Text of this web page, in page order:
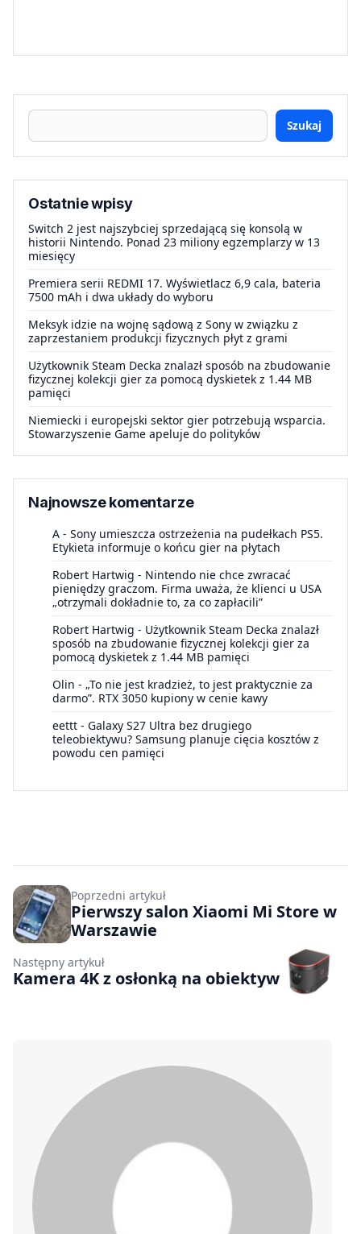
Szukaj
Ostatnie wpisy
Switch 2 jest najszybciej sprzedającą się konsolą w
historii Nintendo. Ponad 23 miliony egzemplarzy w 13
miesięcy
Premiera serii REDMI 17. Wyświetlacz 6,9 cala, bateria
7500 mAh i dwa układy do wyboru
Meksyk idzie na wojnę sądową z Sony w związku z
zaprzestaniem produkcji fizycznych płyt z grami
Użytkownik Steam Decka znalazł sposób na zbudowanie
fizycznej kolekcji gier za pomocą dyskietek z 1.44 MB
pamięci
Niemiecki i europejski sektor gier potrzebują wsparcia.
Stowarzyszenie Game apeluje do polityków
Najnowsze komentarze
A - Sony umieszcza ostrzeżenia na pudełkach PS5.
Etykieta informuje o końcu gier na płytach
Robert Hartwig - Nintendo nie chce zwracać
pieniędzy graczom. Firma uważa, że klienci u USA
„otrzymali dokładnie to, za co zapłacili”
Robert Hartwig - Użytkownik Steam Decka znalazł
sposób na zbudowanie fizycznej kolekcji gier za
pomocą dyskietek z 1.44 MB pamięci
Olin - „To nie jest kradzież, to jest praktycznie za
darmo”. RTX 3050 kupiony w cenie kawy
eettt - Galaxy S27 Ultra bez drugiego
teleobiektywu? Samsung planuje cięcia kosztów z
powodu cen pamięci
Poprzedni artykuł
Pierwszy salon Xiaomi Mi Store w
Warszawie
Następny artykuł
Kamera 4K z osłonką na obiektyw